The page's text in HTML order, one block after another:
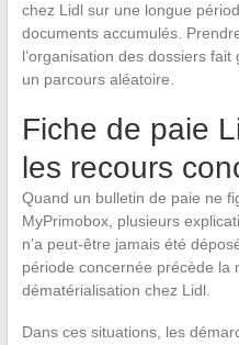
chez Lidl sur une longue
documents accumulés.
l’organisation des dossiers
un parcours aléatoire.
Fiche de paie
les recours
Quand un bulletin de paie ne
MyPrimobox, plusieurs
n’a peut-être jamais été
période concernée précède la
dématérialisation chez Lidl.
Dans ces situations, les